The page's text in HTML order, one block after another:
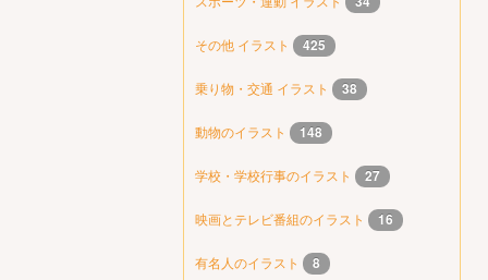
その他 イラスト 425
乗り物・交通 イラスト 38
動物のイラスト 148
学校・学校行事のイラスト 27
映画とテレビ番組のイラスト 16
有名人のイラスト 8